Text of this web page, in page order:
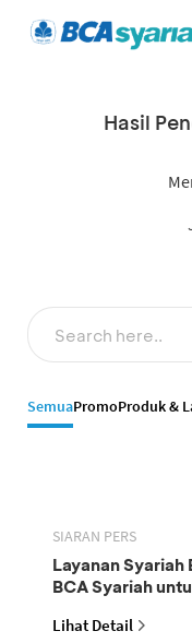
Hasil
SemuaPromoProduk &
SIARAN PERS
Layanan Syariah
BCA Syariah
Lihat Detail